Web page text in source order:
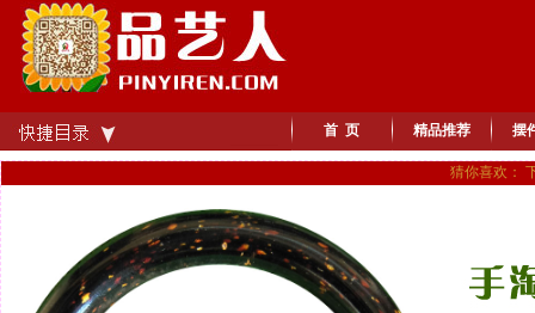
首 页 精品推荐 摆
猜你喜欢：